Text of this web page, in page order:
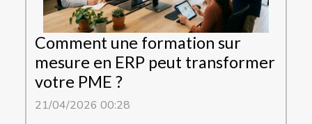
Comment une formation sur
mesure en ERP peut transformer
votre PME ?
21/04/2026 00:28